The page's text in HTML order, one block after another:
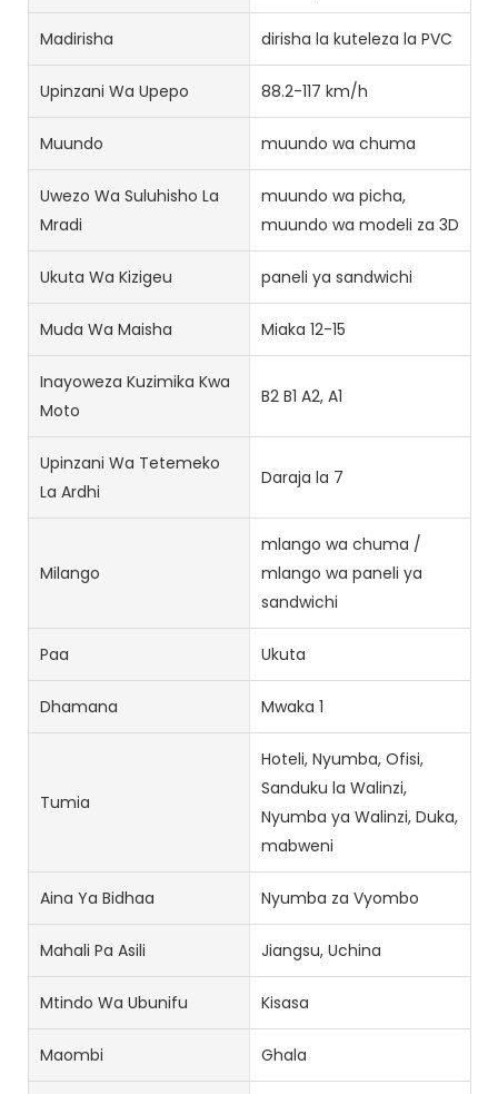
Madirisha dirisha la kuteleza la PVC
Upinzani Wa Upepo 88.2-117 km/h
Muundo muundo wa chuma
Uwezo Wa Suluhisho La
Mradi
muundo wa picha,
muundo wa modeli za 3D
Ukuta Wa Kizigeu paneli ya sandwichi
Muda Wa Maisha Miaka 12-15
Inayoweza Kuzimika Kwa
Moto
B2 B1 A2, A1
Upinzani Wa Tetemeko
La Ardhi
Daraja la 7
Milango
mlango wa chuma /
mlango wa paneli ya
sandwichi
Paa Ukuta
Dhamana Mwaka 1
Tumia
Hoteli, Nyumba, Ofisi,
Sanduku la Walinzi,
Nyumba ya Walinzi, Duka,
mabweni
Aina Ya Bidhaa Nyumba za Vyombo
Mahali Pa Asili Jiangsu, Uchina
Mtindo Wa Ubunifu Kisasa
Maombi Ghala